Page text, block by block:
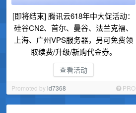
[即将结束] 腾讯云618年中大促活动：
硅谷CN2、首尔、曼谷、法兰克福、
上海、广州VPS服务器，另可免费领
取续费/升级/新购代金券。
查看活动
Promoted byid7368 PRO